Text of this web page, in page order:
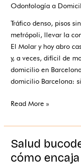
Odontología a
Tráfico denso, pisos
metrópoli, llevar la
El Molar y hoy abro
y, a veces, difícil de
domicilio en
domicilio Barcelona:
en
en
Read More »
Salud
cómo
Salud
bucodental